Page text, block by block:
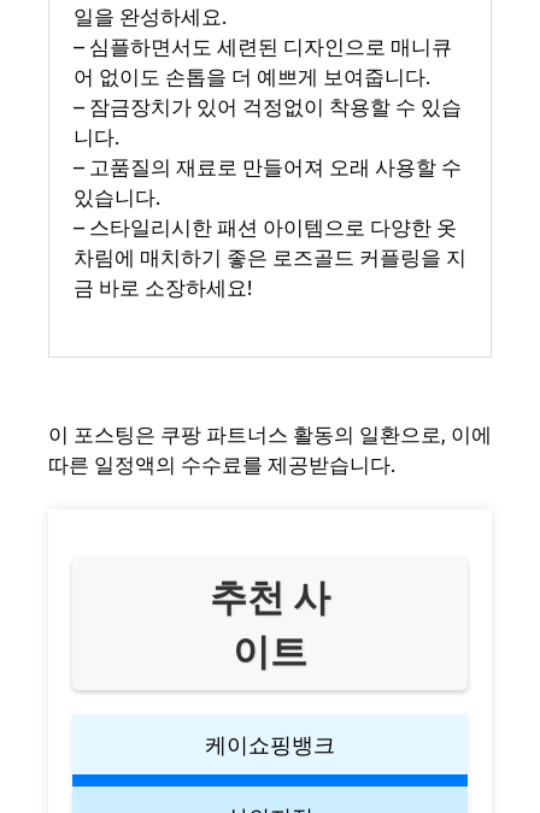
일을 완성하세요.
– 심플하면서도 세련된 디자인으로 매니큐
어 없이도 손톱을 더 예쁘게 보여줍니다.
– 잠금장치가 있어 걱정없이 착용할 수 있습
니다.
– 고품질의 재료로 만들어져 오래 사용할 수
있습니다.
– 스타일리시한 패션 아이템으로 다양한 옷
차림에 매치하기 좋은 로즈골드 커플링을 지
금 바로 소장하세요!
이 포스팅은 쿠팡 파트너스 활동의 일환으로, 이에
따른 일정액의 수수료를 제공받습니다.
추천 사
이트
케이쇼핑뱅크